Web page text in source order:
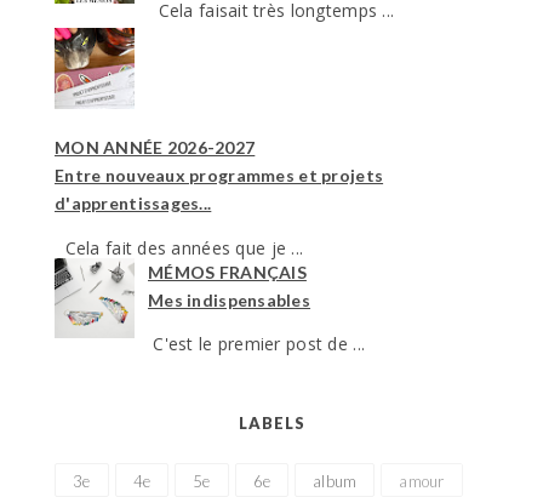
Cela faisait très longtemps ...
MON ANNÉE 2026-2027
Entre nouveaux programmes et projets
d'apprentissages...
Cela fait des années que je ...
MÉMOS FRANÇAIS
Mes indispensables
C'est le premier post de ...
LABELS
3e 4e 5e 6e album amour